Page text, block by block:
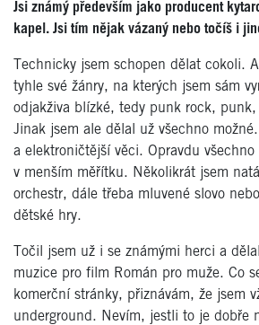
Jsi známý především jako producent
kapel. Jsi tím nějak vázaný nebo točíš i
Technicky jsem schopen dělat cokoli.
tyhle své žánry, na kterých jsem sám
odjakživa blízké, tedy punk rock,
Jinak jsem ale dělal už všechno
a elektroničtější věci. Opravdu všechno
v menším měřítku. Několikrát jsem
orchestr, dále třeba mluvené slovo
dětské hry.
Točil jsem už i se známými herci a
muzice pro film Román pro muže. Co
komerční stránky, přiznávám, že jsem
underground. Nevím, jestli to je dobře